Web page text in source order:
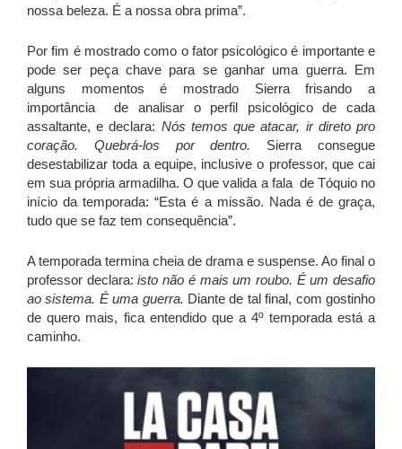
nossa beleza. É a nossa obra prima”.
Por fim é mostrado como o fator psicológico é importante e
pode ser peça chave para se ganhar uma guerra. Em
alguns momentos é mostrado Sierra frisando a
importância de analisar o perfil psicológico de cada
assaltante, e declara: Nós temos que atacar, ir direto pro
coração. Quebrá-los por dentro. Sierra consegue
desestabilizar toda a equipe, inclusive o professor, que cai
em sua própria armadilha. O que valida a fala de Tóquio no
início da temporada: “Esta é a missão. Nada é de graça,
tudo que se faz tem consequência”.
A temporada termina cheia de drama e suspense. Ao final o
professor declara:isto não é mais um roubo. É um desafio
ao sistema. É uma guerra. Diante de tal final, com gostinho
de quero mais, fica entendido que a 4º temporada está a
caminho.